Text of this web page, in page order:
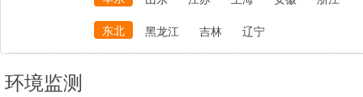
东北
黑龙江 吉林 辽宁
环境监测